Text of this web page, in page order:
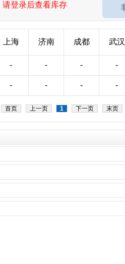
请登录后查看库存
上海 济南 成都 武汉
- - - -
- - - -
首页 上一页 1 下一页 末页